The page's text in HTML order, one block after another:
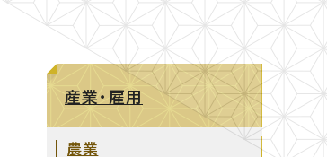
産業・雇用
農業